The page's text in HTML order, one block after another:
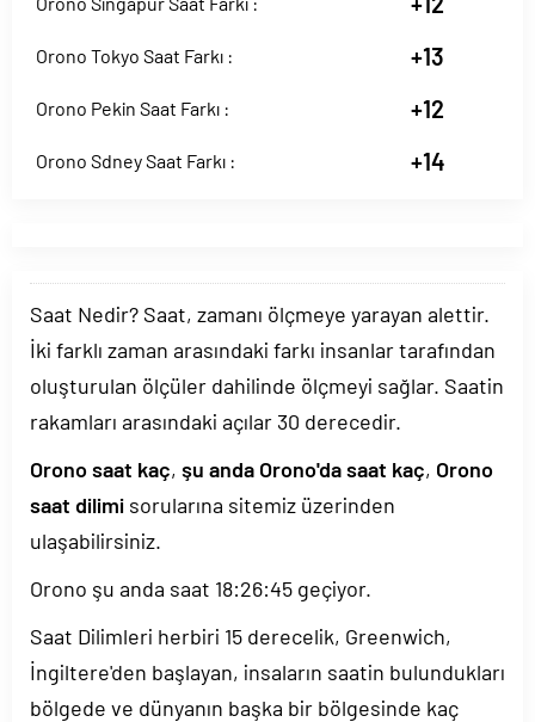
Orono Tokyo Saat Farkı : +13
Orono Pekin Saat Farkı : +12
Orono Sdney Saat Farkı : +14
Saat Nedir? Saat, zamanı ölçmeye yarayan alettir.
İki farklı zaman arasındaki farkı insanlar tarafından
oluşturulan ölçüler dahilinde ölçmeyi sağlar. Saatin
rakamları arasındaki açılar 30 derecedir.
Orono saat kaç, şu anda Orono'da saat kaç, Orono
saat dilimi sorularına sitemiz üzerinden
ulaşabilirsiniz.
Orono şu anda saat 18:26:45 geçiyor.
Saat Dilimleri herbiri 15 derecelik, Greenwich,
İngiltere'den başlayan, insaların saatin bulundukları
bölgede ve dünyanın başka bir bölgesinde kaç